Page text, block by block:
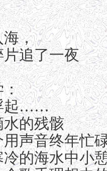
海，
追了一夜
：
起……
的残骸
声音终年忙
的海水中小